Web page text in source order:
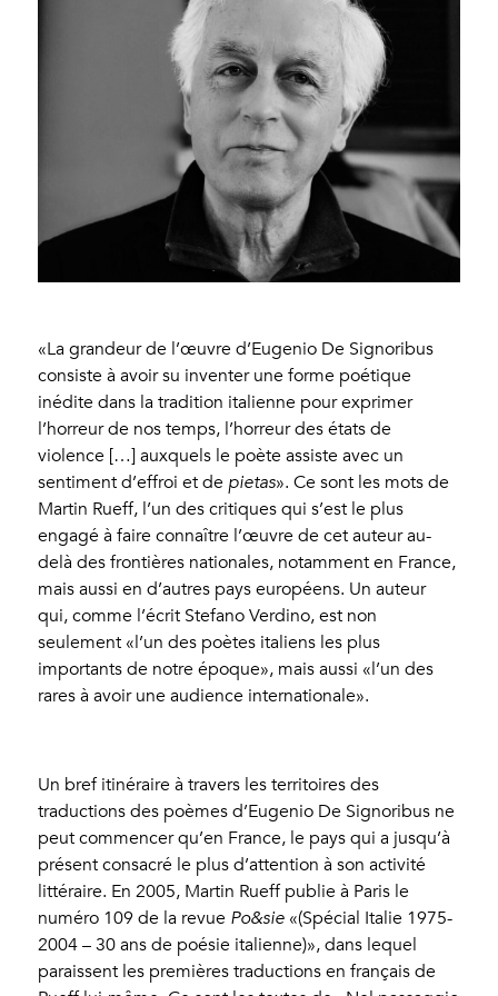
«La grandeur de l’œuvre d’Eugenio De Signoribus
consiste à avoir su inventer une forme poétique
inédite dans la tradition italienne pour exprimer
l’horreur de nos temps, l’horreur des états de
violence […] auxquels le poète assiste avec un
sentiment d’effroi et de pietas». Ce sont les mots de
Martin Rueff, l’un des critiques qui s’est le plus
engagé à faire connaître l’œuvre de cet auteur au-
delà des frontières nationales, notamment en France,
mais aussi en d’autres pays européens. Un auteur
qui, comme l’écrit Stefano Verdino, est non
seulement «l’un des poètes italiens les plus
importants de notre époque», mais aussi «l’un des
rares à avoir une audience internationale».
Un bref itinéraire à travers les territoires des
traductions des poèmes d’Eugenio De Signoribus ne
peut commencer qu’en France, le pays qui a jusqu’à
présent consacré le plus d’attention à son activité
littéraire. En 2005, Martin Rueff publie à Paris le
numéro 109 de la revue Po&sie «(Spécial Italie 1975-
2004 – 30 ans de poésie italienne)», dans lequel
paraissent les premières traductions en français de